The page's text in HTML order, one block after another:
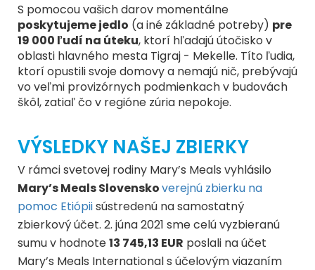
S pomocou vašich darov momentálne
poskytujeme jedlo (a iné základné potreby) pre
19 000 ľudí na úteku, ktorí hľadajú útočisko v
oblasti hlavného mesta Tigraj - Mekelle. Títo ľudia,
ktorí opustili svoje domovy a nemajú nič, prebývajú
vo veľmi provizórnych podmienkach v budovách
škôl, zatiaľ čo v regióne zúria nepokoje.
VÝSLEDKY NAŠEJ ZBIERKY
V rámci svetovej rodiny Mary’s Meals vyhlásilo
Mary’s Meals Slovenskoverejnú zbierku na
pomoc Etiópiisústredenú na samostatný
zbierkový účet. 2. júna 2021 sme celú vyzbieranú
sumu v hodnote13 745,13 EUR poslali na účet
Mary’s Meals International s účelovým viazaním